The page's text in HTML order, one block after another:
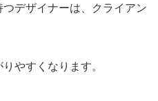
デザイナーは、クライアン
やすくなります。